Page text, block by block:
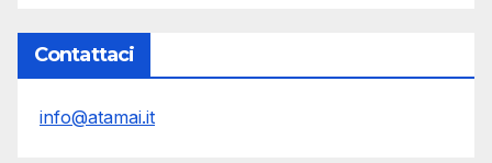
Contattaci
info@atamai.it